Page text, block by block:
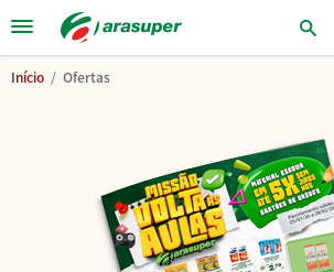
Início / Ofertas